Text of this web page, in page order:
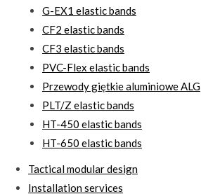
G-EX1 elastic bands
CF2 elastic bands
CF3 elastic bands
PVC-Flex elastic bands
Przewody giętkie aluminiowe ALG
PLT/Z elastic bands
HT-450 elastic bands
HT-650 elastic bands
Tactical modular design
Installation services